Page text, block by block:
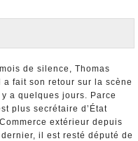
de silence, Thomas
a fait son retour sur la scène
a quelques jours. Parce
plus secrétaire d’État
extérieur depuis
il est resté député de